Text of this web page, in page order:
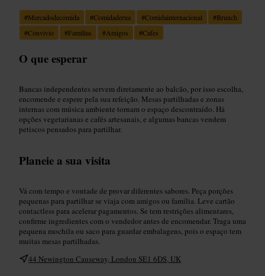
#Mercadodecomida #Comidaderua #Comidainternacional #Brunch
#Convivio #Familias #Amigos #Cafes
O que esperar
Bancas independentes servem diretamente ao balcão, por isso escolha,
encomende e espere pela sua refeição. Mesas partilhadas e zonas
internas com música ambiente tornam o espaço descontraído. Há
opções vegetarianas e cafés artesanais, e algumas bancas vendem
petiscos pensados para partilhar.
Planeie a sua visita
Vá com tempo e vontade de provar diferentes sabores. Peça porções
pequenas para partilhar se viaja com amigos ou família. Leve cartão
contactless para acelerar pagamentos. Se tem restrições alimentares,
confirme ingredientes com o vendedor antes de encomendar. Traga uma
pequena mochila ou saco para guardar embalagens, pois o espaço tem
muitas mesas partilhadas.
44 Newington Causeway, London SE1 6DS, UK